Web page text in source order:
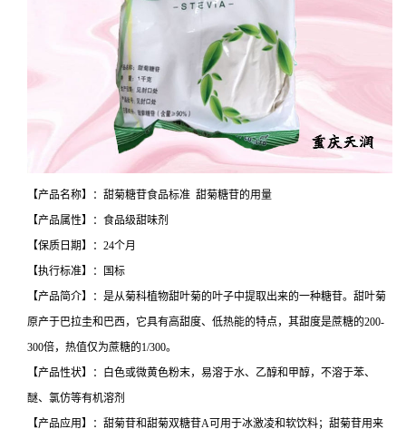
【产品名称】：甜菊糖苷食品标准 甜菊糖苷的用量
【产品属性】：食品级甜味剂
【保质日期】：24个月
【执行标准】：国标
【产品简介】：是从菊科植物甜叶菊的叶子中提取出来的一种糖苷。甜叶菊
原产于巴拉圭和巴西，它具有高甜度、低热能的特点，其甜度是蔗糖的200-
300倍，热值仅为蔗糖的1/300。
【产品性状】：白色或微黄色粉末，易溶于水、乙醇和甲醇，不溶于苯、
醚、氯仿等有机溶剂
【产品应用】：甜菊苷和甜菊双糖苷A可用于冰激凌和软饮料；甜菊苷用来